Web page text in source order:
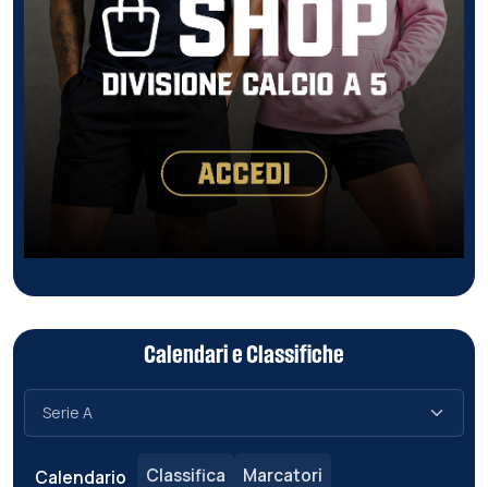
Calendari e Classifiche
Calendario Classifica Marcatori